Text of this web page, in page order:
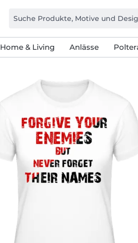
Home & Living Anlässe